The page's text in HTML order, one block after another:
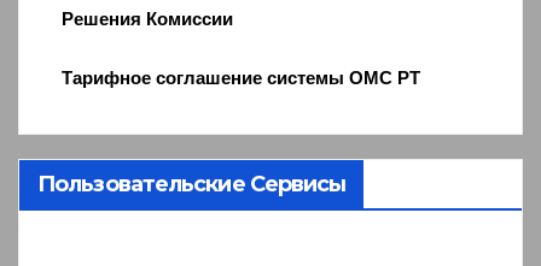
Решения Комиссии
Тарифное соглашение системы ОМС РТ
Пользовательские Сервисы